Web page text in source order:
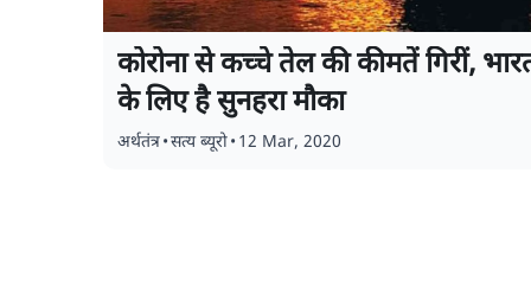
कोरोना से कच्चे तेल की कीमतें गिरीं,
के लिए है सुनहरा मौका
अर्थतंत्र•सत्य ब्यूरो• 12 Mar, 2020